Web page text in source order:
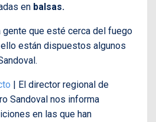
en balsas.
gente que esté cerca del fuego
ello están dispuestos algunos
| El director regional de
Sandoval nos informa
en las que han